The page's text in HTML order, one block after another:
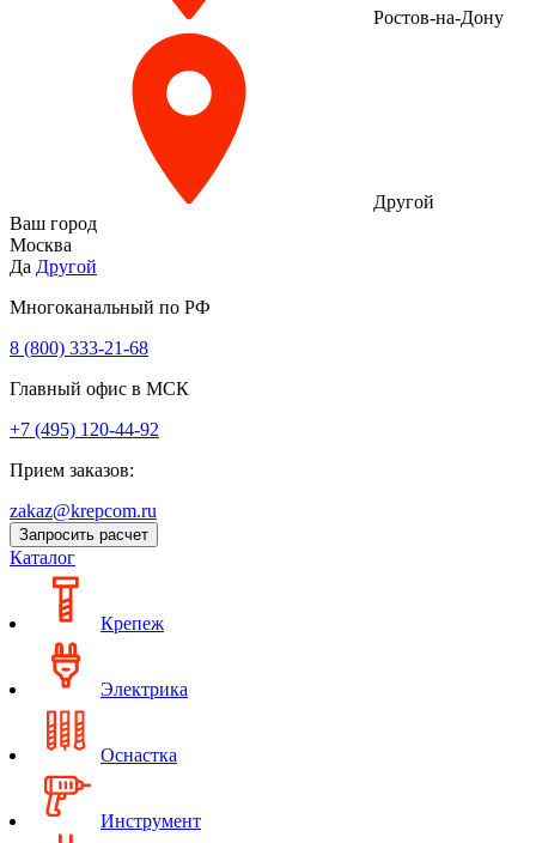
Ростов-на-Дону
Другой
Ваш город
Москва
Да Другой
Многоканальный по РФ
8 (800) 333‑21-68
Главный офис в МСК
+7 (495) 120-44-92
Прием заказов:
zakaz@krepcom.ru
Запросить расчет
Каталог
Крепеж
Электрика
Оснастка
Инструмент